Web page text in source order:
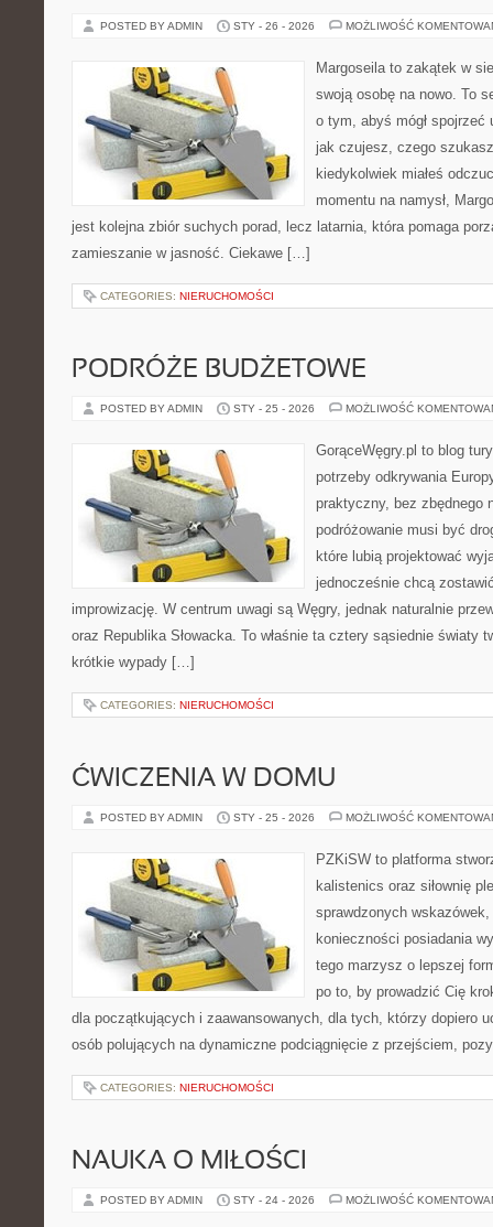
POSTED BY ADMIN STY - 26 - 2026 MOŻLIWOŚĆ
Margoseila to zakątek w
swoją osobę na nowo. To
o tym, abyś mógł
jak czujesz, czego
kiedykolwiek miałeś
momentu na namysł,
jest kolejna zbiór suchych porad, lecz latarnia, która pomaga
zamieszanie w jasność. Ciekawe […]
CATEGORIES: NIERUCHOMOŚCI
PODRÓŻE BUDŻETOWE
POSTED BY ADMIN STY - 25 - 2026 MOŻLIWOŚĆ
GorąceWęgry.pl to blog
potrzeby odkrywania
praktyczny, bez zbędnego
podróżowanie musi być
które lubią projektować
jednocześnie chcą
improwizację. W centrum uwagi są Węgry, jednak naturalnie
oraz Republika Słowacka. To właśnie ta cztery sąsiednie światy
krótkie wypady […]
CATEGORIES: NIERUCHOMOŚCI
ĆWICZENIA W DOMU
POSTED BY ADMIN STY - 25 - 2026 MOŻLIWOŚĆ
PZKiSW to platforma
kalistenics oraz siłownię
sprawdzonych
konieczności posiadania
tego marzysz o lepszej
po to, by prowadzić Cię
dla początkujących i zaawansowanych, dla tych, którzy dopiero
osób polujących na dynamiczne podciągnięcie z przejściem,
CATEGORIES: NIERUCHOMOŚCI
NAUKA O MIŁOŚCI
POSTED BY ADMIN STY - 24 - 2026 MOŻLIWOŚĆ